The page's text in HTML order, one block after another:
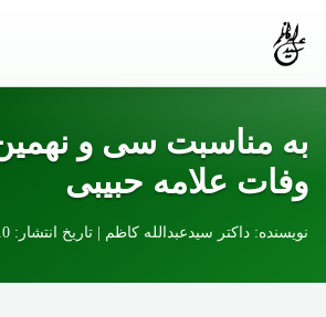
به مناسبت سی و
وفات علامه حبیبی
نویسنده: داکتر سیدعبدالله کاظم | تاریخ انتشار: 10 می 2023